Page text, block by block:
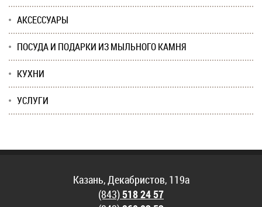
АКСЕССУАРЫ
ПОСУДА И ПОДАРКИ ИЗ МЫЛЬНОГО КАМНЯ
КУХНИ
УСЛУГИ
Казань, Декабристов, 119а
(843)518 24 57